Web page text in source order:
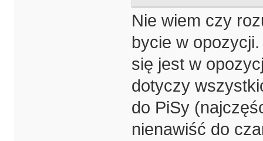
Nie wiem czy
bycie w
się jest w
dotyczy
do PiSy
nienawiść do